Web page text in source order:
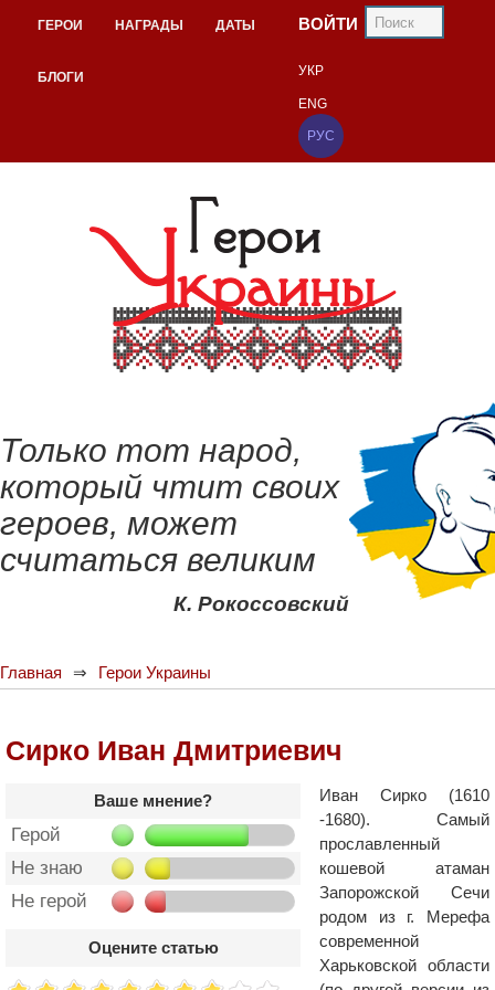
ГЕРОИ НАГРАДЫ ДАТЫ
БЛОГИ
ВОЙТИ
УКР
ENG
РУС
Только тот народ,
который чтит своих
героев, может
считаться великим
К. Рокоссовский
Главная Герои Украины
Сирко Иван Дмитриевич
Ваше мнение?
Герой
Не знаю
Не герой
Оцените статью
Иван Сирко (1610
-1680). Самый
прославленный
кошевой атаман
Запорожской Сечи
родом из г. Мерефа
современной
Харьковской области